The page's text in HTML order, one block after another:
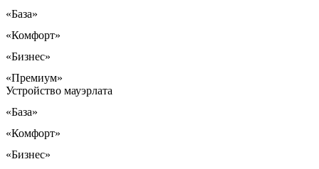
«База»
«Комфорт»
«Бизнес»
«Премиум»
Устройство мауэрлата
«База»
«Комфорт»
«Бизнес»